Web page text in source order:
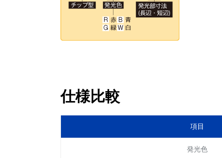
仕様比較
項目
発光色